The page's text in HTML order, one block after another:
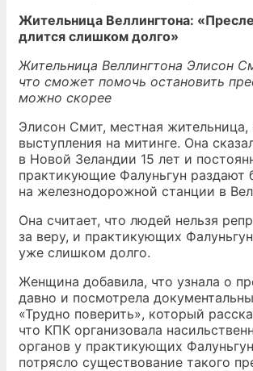
Жительница Веллингтона:
длится слишком долго»
Жительница Веллингтона Элисон
что сможет помочь остановить
можно скорее
Элисон Смит, местная жительница,
выступления на митинге. Она
в Новой Зеландии 15 лет и
практикующие Фалуньгун раздают
на железнодорожной станции в
Она считает, что людей нельзя
за веру, и практикующих
уже слишком долго.
Женщина добавила, что узнала о
давно и посмотрела
«Трудно поверить», который
что КПК организовала
органов у практикующих
потрясло существование такого